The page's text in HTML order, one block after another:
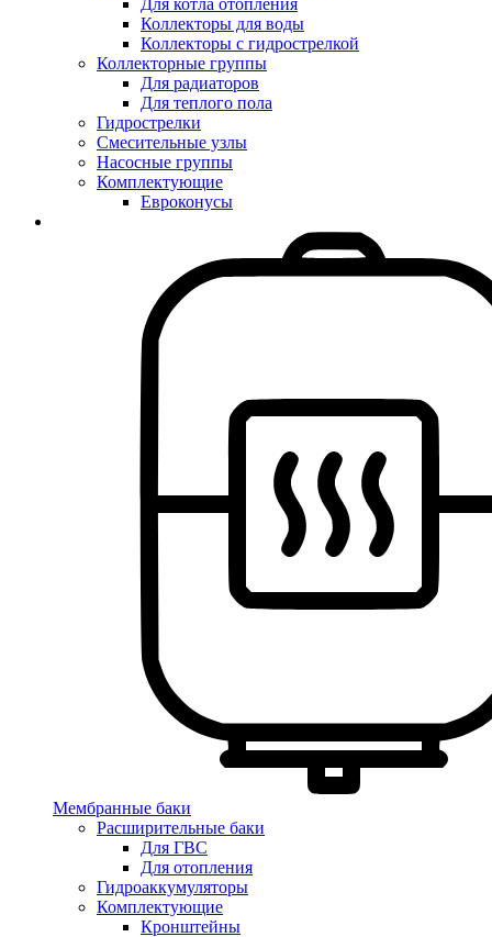
Для котла отопления
Коллекторы для воды
Коллекторы с гидрострелкой
Коллекторные группы
Для радиаторов
Для теплого пола
Гидрострелки
Смесительные узлы
Насосные группы
Комплектующие
Евроконусы
Мембранные баки
Расширительные баки
Для ГВС
Для отопления
Гидроаккумуляторы
Комплектующие
Кронштейны